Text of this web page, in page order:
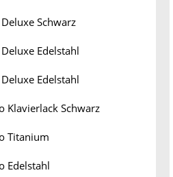
Schwarz
Edelstahl
Edelstahl
Klavierlack Schwarz
Titanium
Edelstahl